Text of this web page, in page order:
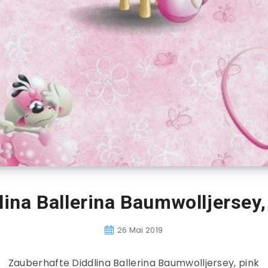
Ballerina
26 Mai 2019
Zauberhafte Diddlina Ballerina Baumwolljersey, pink